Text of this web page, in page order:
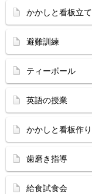
かかしと看板立て
避難訓練
ティーボール
英語の授業
かかしと看板作り
歯磨き指導
給食試食会